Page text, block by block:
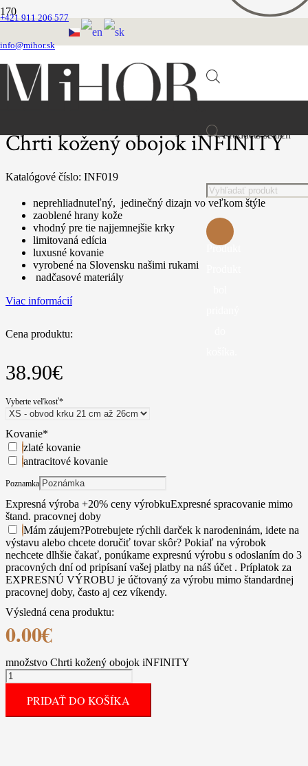
+421 911 206 577
info@mihor.sk
Products search
Produkt
Domovská stránka
Chrtie obojky
Chrti kožený obojok iNFINITY
Chrti kožený obojok iNFINITY
Katalógové číslo: INF019
neprehliadnuteľný, jedinečný dizajn vo veľkom štýle
zaoblené hrany kože
vhodný pre tie najjemnejšie krky
limitovaná edícia
luxusné kovanie
vyrobené na Slovensku našimi rukami
nadčasové materiály
Viac informácií
Cena produktu:
38.90€
Vyberte veľkosť*
Kovanie*
zlaté kovanie
antracitové kovanie
Poznamka
Expresná výroba +20% ceny výrobkuExpresné spracovanie mimo
štand. pracovnej doby
Mám záujem?Potrebujete rýchli darček k narodeninám, idete na
výstavu alebo chcete doručiť tovar skôr? Pokiaľ na výrobok
nechcete dlhšie čakať, ponúkame expresnú výrobu s odoslaním do 3
pracovných dní od pripísaní vašej platby na náš účet . Príplatok za
EXPRESNÚ VÝROBU je účtovaný za výrobu mimo štandardnej
pracovnej doby, často aj cez víkendy.
Výsledná cena produktu:
0.00€
množstvo Chrti kožený obojok iNFINITY
PRIDAŤ DO KOŠÍKA